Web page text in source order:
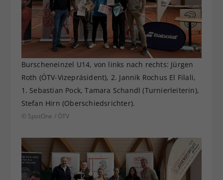
Burscheneinzel U14, von links nach rechts: Jürgen
Roth (ÖTV-Vizepräsident), 2. Jannik Rochus El Filali,
1. Sebastian Pock, Tamara Schandl (Turnierleiterin),
Stefan Hirn (Oberschiedsrichter).
© SpotOne / ÖTV